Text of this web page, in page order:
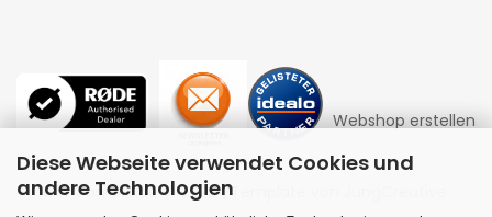
Diese Webseite verwendet Cookies und
andere Technologien
Webshop erstellen
mit Gambio.de © 2026 | Template von